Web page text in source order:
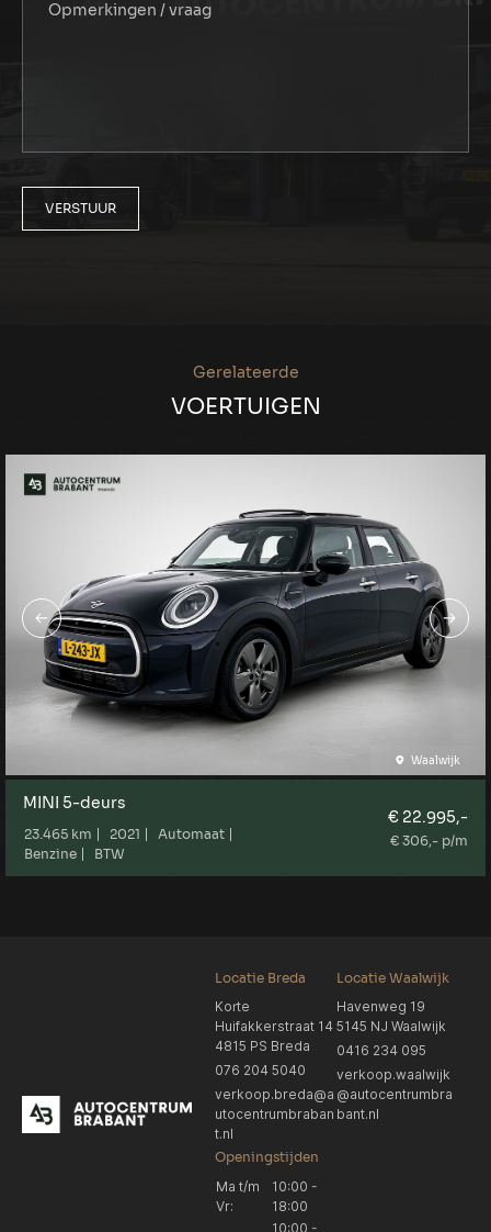
VERSTUUR
Gerelateerde
VOERTUIGEN
Waalwijk
MINI 5-deurs
23.465 km 2021
Automaat
Benzine
BTW
€ 22.995,-
€ 306,- p/m
Locatie Breda
Korte
Huifakkerstraat 14
4815 PS Breda
076 204 5040
verkoop.breda@a
utocentrumbraban
t.nl
Locatie Waalwijk
Havenweg 19
5145 NJ Waalwijk
0416 234 095
verkoop.waalwijk
@autocentrumbra
bant.nl
Openingstijden
Ma t/m
Vr:
10:00 -
18:00
10:00 -